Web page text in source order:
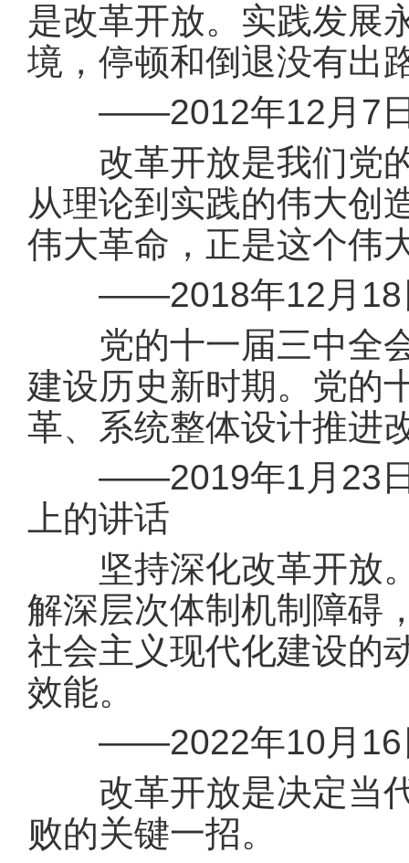
是改革开放。实践发展
境，停顿和倒退没有出
——2012年12月7日
改革开放是我们党的
从理论到实践的伟大创
伟大革命，正是这个伟
——2018年12月18日
党的十一届三中全会
建设历史新时期。党的
革、系统整体设计推进
——2019年1月23日
上的讲话
坚持深化改革开放。
解深层次体制机制障碍
社会主义现代化建设的
效能。
——2022年10月16日
改革开放是决定当代
败的关键一招。